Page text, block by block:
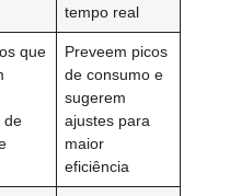
tempo real
que
de
Preveem picos
de consumo e
sugerem
ajustes para
maior
eficiência